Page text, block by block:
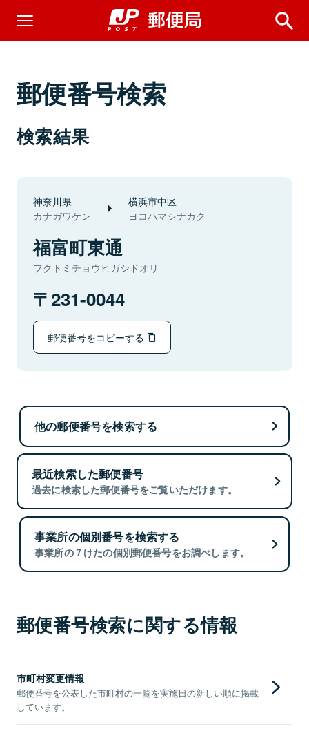
郵便番号検索
検索結果
神奈川県
カナガワケン
横浜市中区
ヨコハマシナカク
福富町東通
フクトミチョウヒガシドオリ
231-0044
郵便番号をコピーする
他の郵便番号を検索する
最近検索した郵便番号
過去に検索した郵便番号をご覧いただけます。
事業所の個別番号を検索する
事業所の７けたの個別郵便番号をお調べします。
郵便番号検索に関する情報
市町村変更情報
郵便番号を公表した市町村の一覧を実施日の新しい順に掲載
しています。